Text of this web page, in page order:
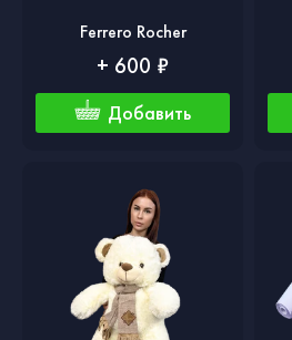
Ferrero Rocher
+ 600 ₽
Добавить